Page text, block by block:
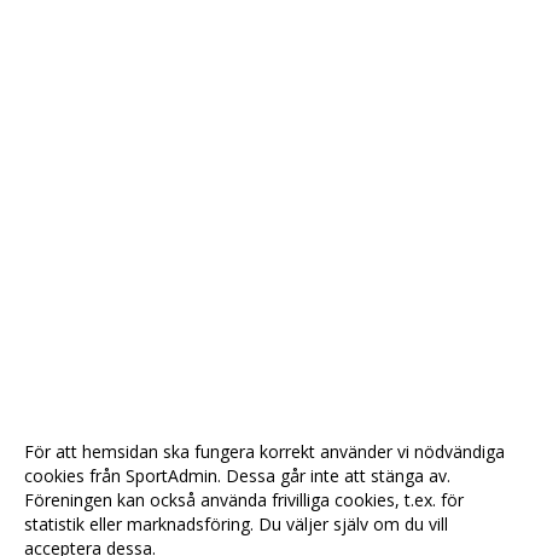
För att hemsidan ska fungera korrekt använder vi nödvändiga
cookies från SportAdmin. Dessa går inte att stänga av.
Föreningen kan också använda frivilliga cookies, t.ex. för
statistik eller marknadsföring. Du väljer själv om du vill
acceptera dessa.